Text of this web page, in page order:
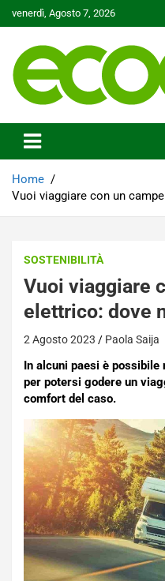
to
venerdì, Agosto 7, 2026
Ecoo.it
Home
Vuoi viaggiare con un
SOSTENIBILITÀ
Vuoi viaggiare
elettrico: dove
2 Agosto 2023 Paola Saija
In alcuni paesi è
per potersi godere un
comfort del caso.